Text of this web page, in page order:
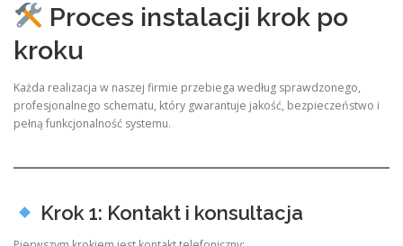
Proces instalacji krok po
kroku
Każda realizacja w naszej firmie przebiega według sprawdzonego,
profesjonalnego schematu, który gwarantuje jakość, bezpieczeństwo i
pełną funkcjonalność systemu.
Krok 1: Kontakt i konsultacja